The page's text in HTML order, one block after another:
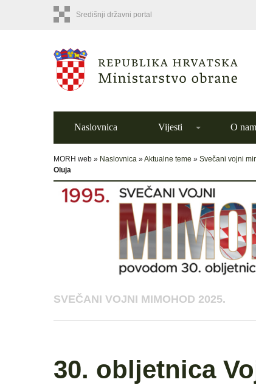
Središnji državni portal
Naslovnica Vijesti O
MORH web » Naslovnica »Aktualne teme » Svečani vojni
Oluja
SVEČANI VOJNI MIMOHOD 2025.
30. obljetnica